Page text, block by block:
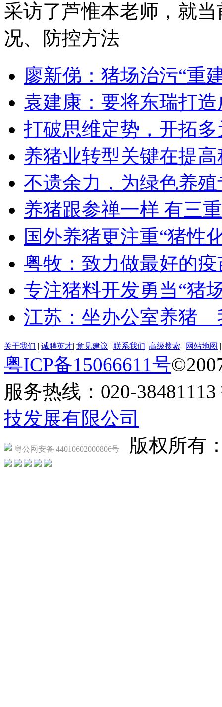
采访了芦惟本老师，就
况、防控方法
廖新俤：猪场治污“重
袁建康：要将东瑞打
打破思维定势，开拓
养猪业转型关键在提
不遗余力，为绿色养
养猪跟参禅一样 有三
国外养猪更注重“猪性
粤牧：致力做最好的
专注猪料开发勇当“猪
江苏：坐办公室养猪
关于我们 | 诚聘英才| 意见建议 | 联系我们| 高级搜索 | 网站地图
粤ICP备15066611号
服务热线：020-
技发展有限公司
粤公网安备 44010602000806号 版权所有